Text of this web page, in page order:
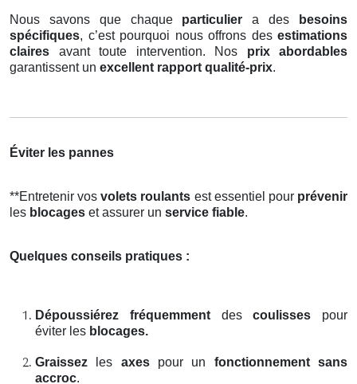
Nous savons que chaque particulier a des
besoins
spécifiques, c’est pourquoi nous offrons des estimations
claires avant toute intervention. Nos prix abordables
garantissent un excellent rapport qualité-prix.
Éviter les pannes
**Entretenir vosvolets roulants est essentiel pour prévenir
les blocages et assurer un service fiable.
Quelques conseils pratiques :
Dépoussiérez fréquemmentdescoulisses pour
éviter les blocages.
Graissez les axespour un fonctionnement sans
accroc.